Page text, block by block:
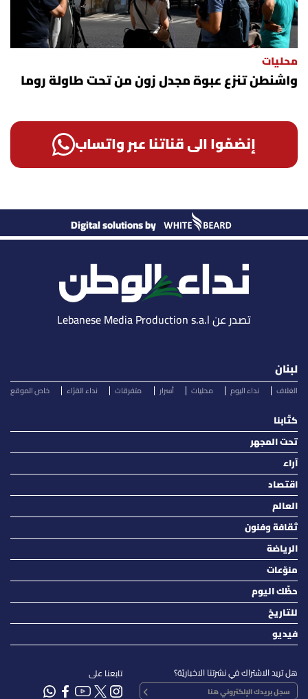
محليات
واشنطن تنزع عبوة مجدل زون من تحت طاولة روما
إنضمّوا الى قناتنا عبر واتساب
Digital solutions by
تصدر عن Lebanese Media Production s.a.l
لبنان
الغلاف نداء اليوم محليات أسرار متفرقات نداء القرّاء خاص الموقع
كتّابنا
تحت المجهر
آراء
اقتصاد
العالم
ثقافة وفنون
الرياضة
منوّعات
حظّك اليوم
للتاريخ
فيديو
هل تريد الاشتراك في نشرتنا الاخباريّة؟ تابعنا على